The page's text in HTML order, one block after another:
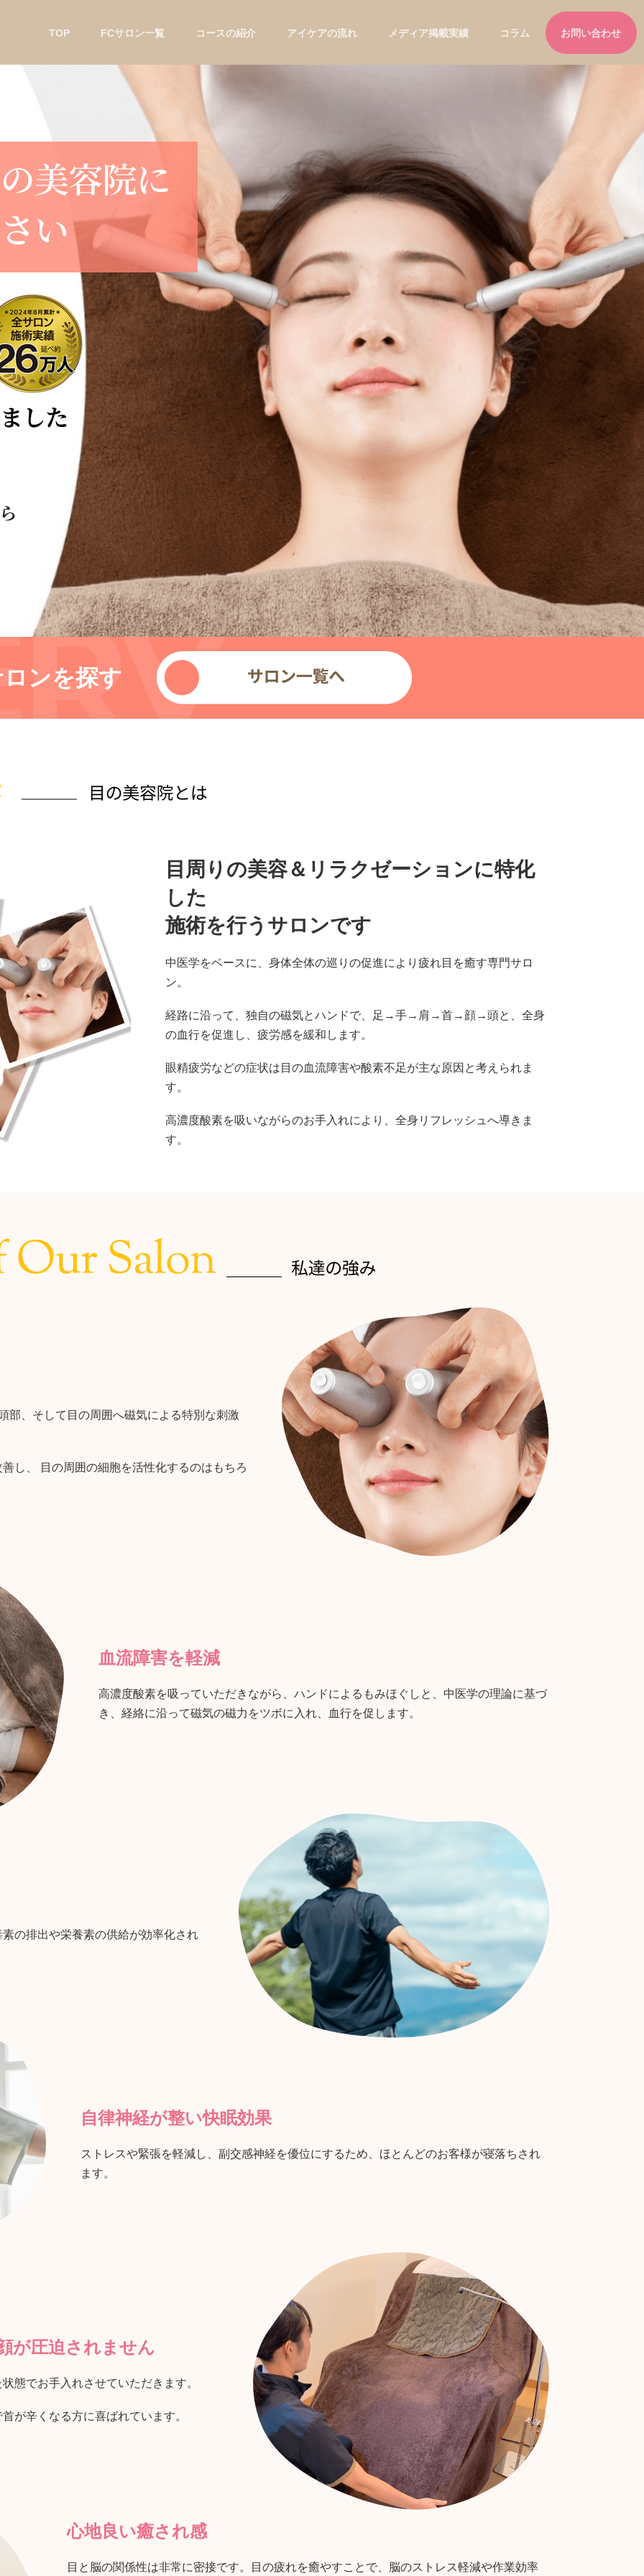
TOP FCサロン一覧 コースの紹介 アイケアの流れ メディア掲載実績 コラム お問い合わせ
ンを探す
目周りの美容＆リラクゼーションに特化
した
施術を行うサロンです
中医学をベースに、身体全体の巡りの促進により疲れ目を癒す専門サロ
ン。
経路に沿って、独自の磁気とハンドで、足→手→肩→首→顔→頭と、全身
の血行を促進し、疲労感を緩和します。
眼精疲労などの症状は目の血流障害や酸素不足が主な原因と考えられま
す。
高濃度酸素を吸いながらのお手入れにより、全身リフレッシュへ導きま
す。
部、そして目の周囲へ磁気による特別な刺激
し、 目の周囲の細胞を活性化するのはもちろ
血流障害を軽減
高濃度酸素を吸っていただきながら、ハンドによるもみほぐしと、中医学の理論に基づ
き、経絡に沿って磁気の磁力をツボに入れ、血行を促します。
の排出や栄養素の供給が効率化され
自律神経が整い快眠効果
ストレスや緊張を軽減し、副交感神経を優位にするため、ほとんどのお客様が寝落ちされ
ます。
が圧迫されません
態でお手入れさせていただきます。
が辛くなる方に喜ばれています。
心地良い癒され感
目と脳の関係性は非常に密接です。目の疲れを癒やすことで、脳のストレス軽減や作業効率